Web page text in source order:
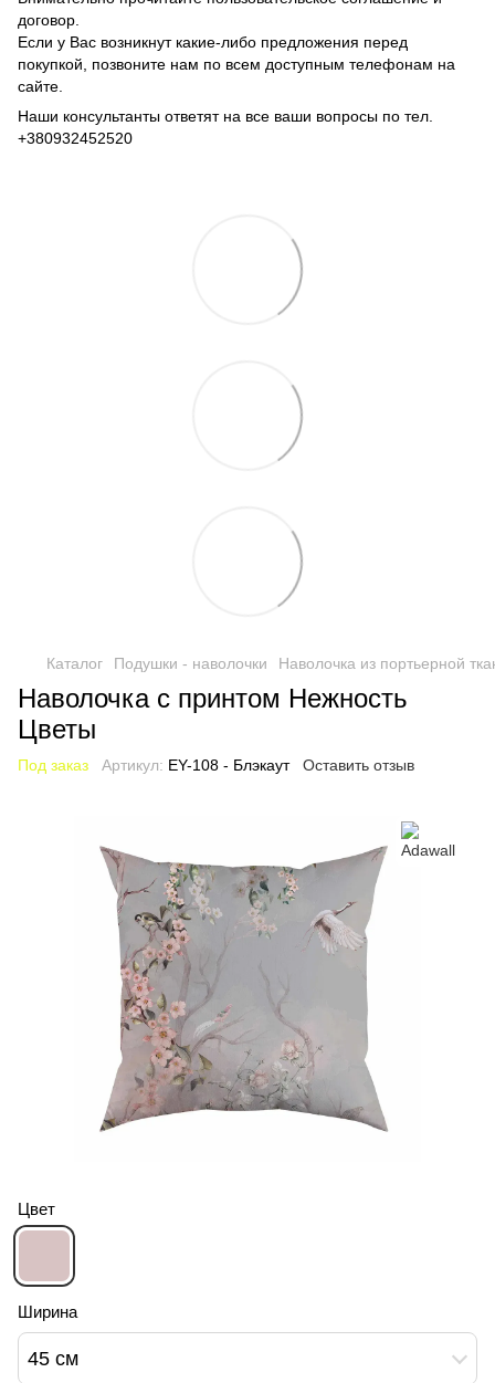
договор.
Если у Вас возникнут какие-либо предложения перед
покупкой, позвоните нам по всем доступным телефонам на
сайте.
Наши консультанты ответят на все ваши вопросы по тел.
+380932452520
Каталог Подушки - наволочки Наволочка из портьерной
Наволочка с принтом Нежность
Цветы
Под заказ Артикул: EY-108 - Блэкаут Оставить отзыв
Цвет
Ширина
45 см